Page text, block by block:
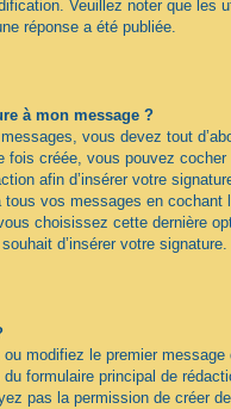
Veuillez noter que les
réponse a été publiée.
à mon message ?
vous devez tout
fois créée, vous pouvez
afin d’insérer votre
vos messages en cochant
choisissez cette dernière
d’insérer votre signature.
modifiez le premier message
formulaire principal de
pas la permission de créer